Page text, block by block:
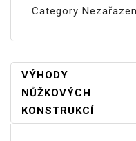
Category
Navigace
Pro
Příspěvek
VÝHODY
NŮŽKOVÝCH
KONSTRUKCÍ